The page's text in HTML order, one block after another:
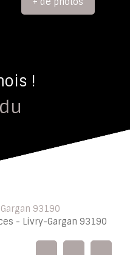
!
93190
- Livry-Gargan 93190